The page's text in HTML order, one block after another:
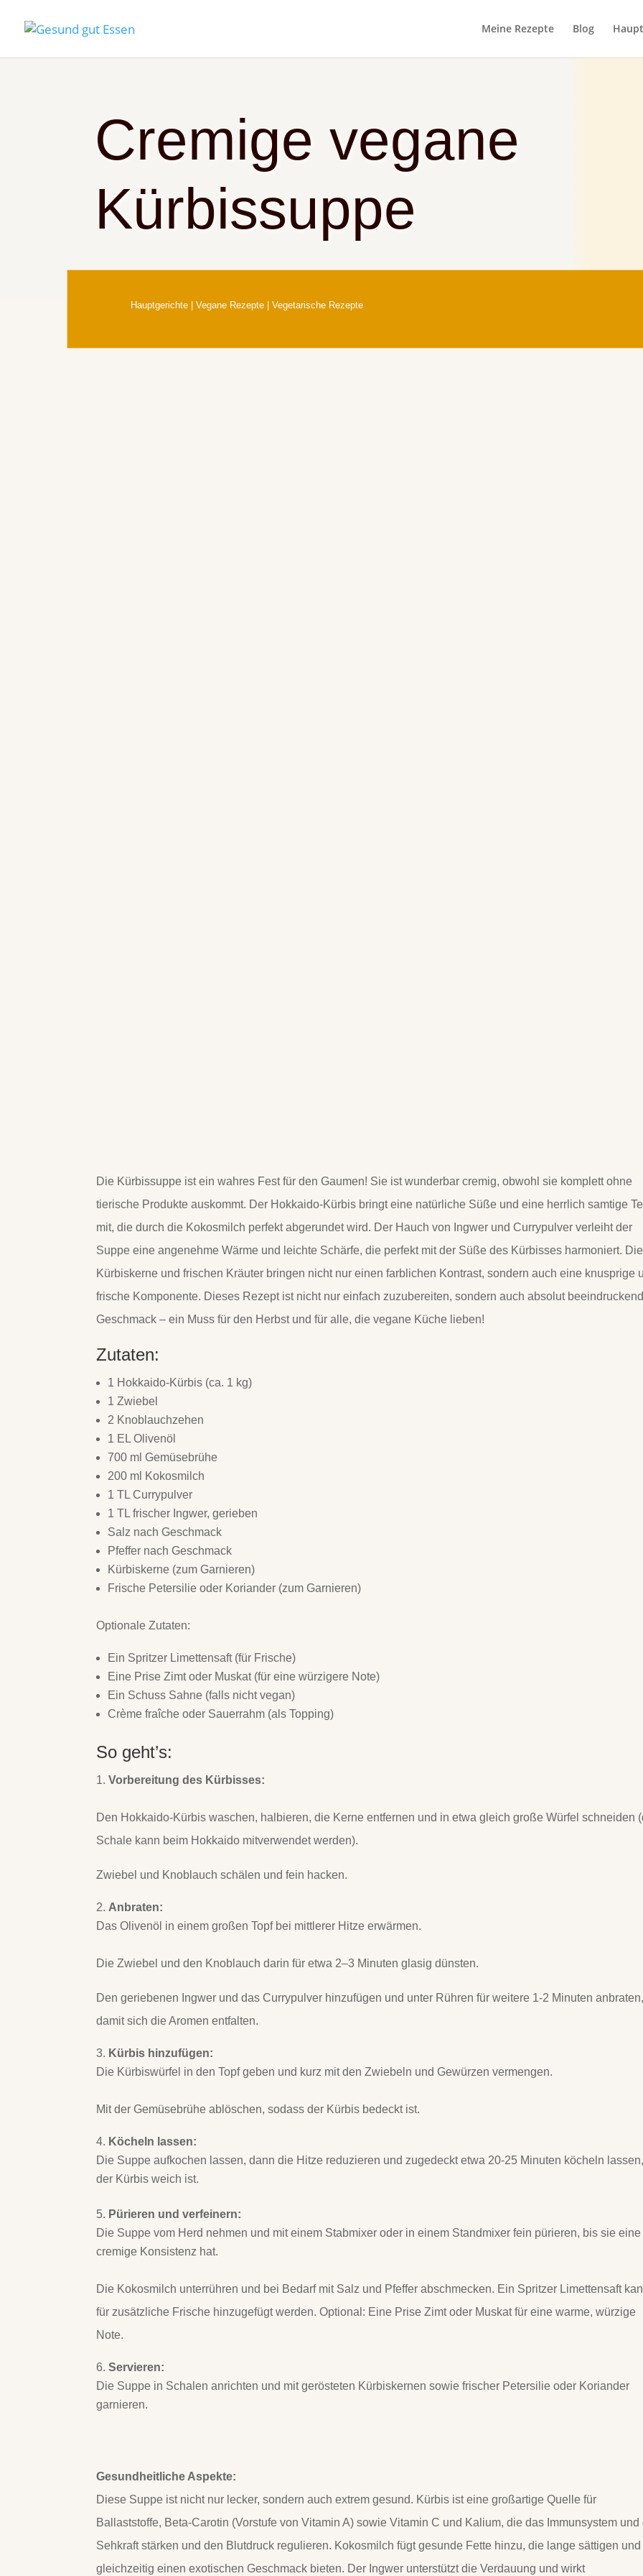
Meine Rezepte Blog
Cremige vegane
Kürbissuppe
Hauptgerichte| Vegane Rezepte| Vegetarische Rezepte
Die Kürbissuppe ist ein wahres Fest für den Gaumen! Sie ist wunderbar cremig, obwohl sie komplett ohne
tierische Produkte auskommt. Der Hokkaido-Kürbis bringt eine natürliche Süße und eine herrlich samtige
mit, die durch die Kokosmilch perfekt abgerundet wird. Der Hauch von Ingwer und Currypulver verleiht der
Suppe eine angenehme Wärme und leichte Schärfe, die perfekt mit der Süße des Kürbisses harmoniert. Die
Kürbiskerne und frischen Kräuter bringen nicht nur einen farblichen Kontrast, sondern auch eine knusprige
frische Komponente. Dieses Rezept ist nicht nur einfach zuzubereiten, sondern auch absolut
Geschmack – ein Muss für den Herbst und für alle, die vegane Küche lieben!
Zutaten:
1 Hokkaido-Kürbis (ca. 1 kg)
1 Zwiebel
2 Knoblauchzehen
1 EL Olivenöl
700 ml Gemüsebrühe
200 ml Kokosmilch
1 TL Currypulver
1 TL frischer Ingwer, gerieben
Salz nach Geschmack
Pfeffer nach Geschmack
Kürbiskerne (zum Garnieren)
Frische Petersilie oder Koriander (zum Garnieren)
Optionale Zutaten:
Ein Spritzer Limettensaft (für Frische)
Eine Prise Zimt oder Muskat (für eine würzigere Note)
Ein Schuss Sahne (falls nicht vegan)
Crème fraîche oder Sauerrahm (als Topping)
So geht’s:
Vorbereitung des Kürbisses:
Den Hokkaido-Kürbis waschen, halbieren, die Kerne entfernen und in etwa gleich große Würfel schneiden
Schale kann beim Hokkaido mitverwendet werden).
Zwiebel und Knoblauch schälen und fein hacken.
Anbraten:
Das Olivenöl in einem großen Topf bei mittlerer Hitze erwärmen.
Die Zwiebel und den Knoblauch darin für etwa 2–3 Minuten glasig dünsten.
Den geriebenen Ingwer und das Currypulver hinzufügen und unter Rühren für weitere 1-2 Minuten
damit sich die Aromen entfalten.
Kürbis hinzufügen:
Die Kürbiswürfel in den Topf geben und kurz mit den Zwiebeln und Gewürzen vermengen.
Mit der Gemüsebrühe ablöschen, sodass der Kürbis bedeckt ist.
Köcheln lassen:
Die Suppe aufkochen lassen, dann die Hitze reduzieren und zugedeckt etwa 20-25 Minuten köcheln
der Kürbis weich ist.
Pürieren und verfeinern:
Die Suppe vom Herd nehmen und mit einem Stabmixer oder in einem Standmixer fein pürieren, bis sie eine
cremige Konsistenz hat.
Die Kokosmilch unterrühren und bei Bedarf mit Salz und Pfeffer abschmecken. Ein Spritzer Limettensaft
für zusätzliche Frische hinzugefügt werden. Optional: Eine Prise Zimt oder Muskat für eine warme, würzige
Note.
Servieren:
Die Suppe in Schalen anrichten und mit gerösteten Kürbiskernen sowie frischer Petersilie oder Koriander
garnieren.
Gesundheitliche Aspekte:
Diese Suppe ist nicht nur lecker, sondern auch extrem gesund. Kürbis ist eine großartige Quelle für
Ballaststoffe, Beta-Carotin (Vorstufe von Vitamin A) sowie Vitamin C und Kalium, die das Immunsystem und
Sehkraft stärken und den Blutdruck regulieren. Kokosmilch fügt gesunde Fette hinzu, die lange sättigen und
gleichzeitig einen exotischen Geschmack bieten. Der Ingwer unterstützt die Verdauung und wirkt